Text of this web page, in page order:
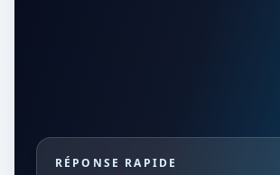
RÉPONSE RAPIDE